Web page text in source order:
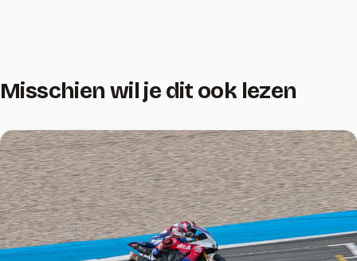
Misschien wil je dit ook lezen